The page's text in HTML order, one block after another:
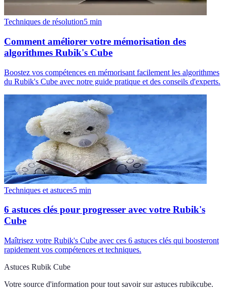
Techniques de résolution5 min
Comment améliorer votre mémorisation des
algorithmes Rubik's Cube
Boostez vos compétences en mémorisant facilement les algorithmes
du Rubik's Cube avec notre guide pratique et des conseils d'experts.
Techniques et astuces5 min
6 astuces clés pour progresser avec votre Rubik's
Cube
Maîtrisez votre Rubik's Cube avec ces 6 astuces clés qui boosteront
rapidement vos compétences et techniques.
Astuces Rubik Cube
Votre source d'information pour tout savoir sur astuces rubikcube.